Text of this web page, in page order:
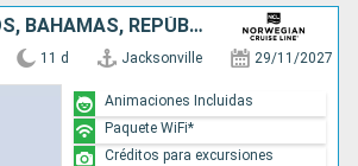
ESTADOS UNIDOS, BAHAMAS, REPÚBLICA DOMINICANA, PUERTO RICO
11 d Jacksonville 29/11/2027
Animaciones Incluidas
Paquete WiFi*
Créditos para excursiones